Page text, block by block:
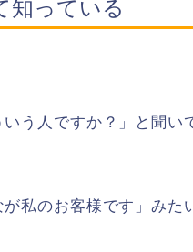
知っている
う人ですか？」と聞い
私のお客様です」みた